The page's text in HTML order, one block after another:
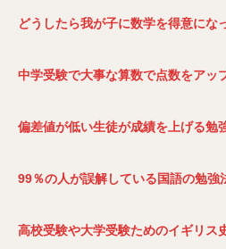
どうしたら我が子に数学を得意にな
中学受験で大事な算数で点数をアッ
偏差値が低い生徒が成績を上げる勉
99％の人が誤解している国語の勉強
高校受験や大学受験ためのイギリス